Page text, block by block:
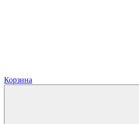
Корзина